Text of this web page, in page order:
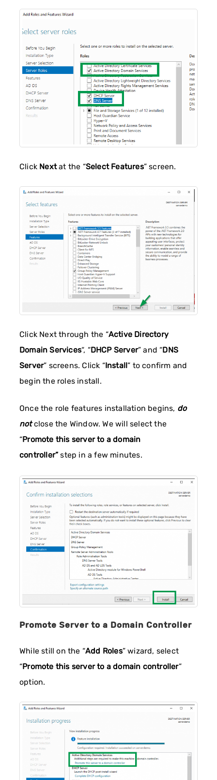
Click Nextat the “Select Features” screen.
Click Next through the “Active Directory
Domain Services“, “DHCP Server” and “DNS
Server” screens. Click “Install” to confirm and
begin the roles install.
Once the role features installation begins, do
notclose the Window. We will select the
“Promote this server to a domain
controller” step in a few minutes.
Promote Server to a Domain Controller
While still on the “Add Roles” wizard, select
“Promote this server to a domain controller”
option.